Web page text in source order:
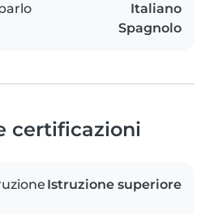
Italiano
Spagnolo
certificazioni
Istruzione superiore